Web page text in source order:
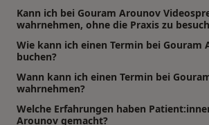
Kann ich bei Gouram Arounov
wahrnehmen, ohne die Praxis zu
Wie kann ich einen Termin bei Gouram
buchen?
Wann kann ich einen Termin bei
wahrnehmen?
Welche Erfahrungen haben
Arounov gemacht?